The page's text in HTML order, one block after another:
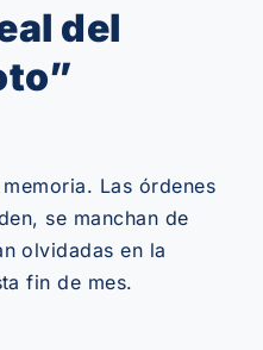
del
Las órdenes
se manchan de
olvidadas en la
fin de mes.